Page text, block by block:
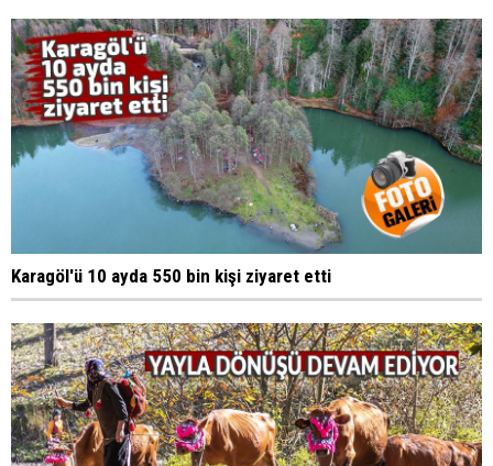
Karagöl'ü 10 ayda 550 bin kişi ziyaret etti